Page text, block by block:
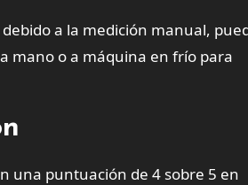
a la medición manual,
mano o a máquina en frío para
una puntuación de 4 sobre 5 en